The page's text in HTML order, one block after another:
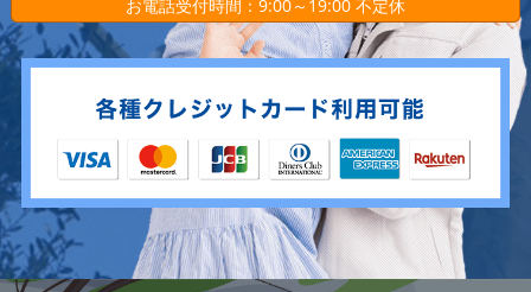
お電話受付時間：9:00～19:00 不定休